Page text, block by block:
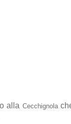
alla Cecchignola